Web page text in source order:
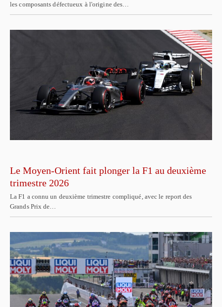
les composants défectueux à l'origine des…
Le Moyen-Orient fait plonger la F1 au deuxième
trimestre 2026
La F1 a connu un deuxième trimestre compliqué, avec le report des
Grands Prix de…